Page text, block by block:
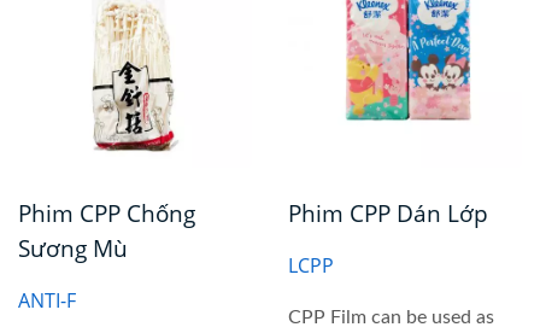
Phim CPP Chống
Sương Mù
ANTI-F
Phim CPP Dán Lớp
LCPP
CPP Film can be used as